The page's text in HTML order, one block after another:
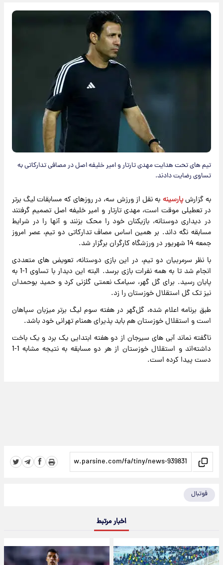
تیم های تحت هدایت مهدی تارتار و امیر خلیفه اصل در مصافی تدارکاتی به
تساوی رضایت دادند.
به گزارشپارسینه به نقل از ورزش سه، در روزهای که مسابقات لیگ برتر
در تعطیلی موقت است، مهدی تارتار و امیر خلیفه اصل تصمیم گرفتند
در دیداری دوستانه، بازیکنان خود را محک بزنند و آنها را در شرایط
مسابقه نگه داند. بر همین اساس مصاف تدارکاتی دو تیم، عصر امروز
جمعه 14 شهریور در ورزشگاه کارگران برگزار شد.
با نظر سرمربیان دو تیم، در این بازی دوستانه، تعویض های متعددی
انجام شد تا به همه نفرات بازی برسد. البته این دیدار با تساوی 1-1 به
پایان رسید. برای گل گهر، سیامک نعمتی گلزنی کرد و حمید بوحمدان
نیز تک گل استقلال خوزستان را زد.
طبق برنامه اعلام شده، گل‌گهر در هفته سوم لیگ برتر میزبان سپاهان
است و استقلال خوزستان هم باید پذیرای همنام تهرانی خود باشد.
ناگفته نماند آبی های سیرجان از دو هفته ابتدایی یک برد و یک باخت
داشته‌اند و استقلال خوزستان از هر دو مسابقه به نتیجه مشابه 1-1
دست پیدا کرده است.
فوتبال
اخبار مرتبط